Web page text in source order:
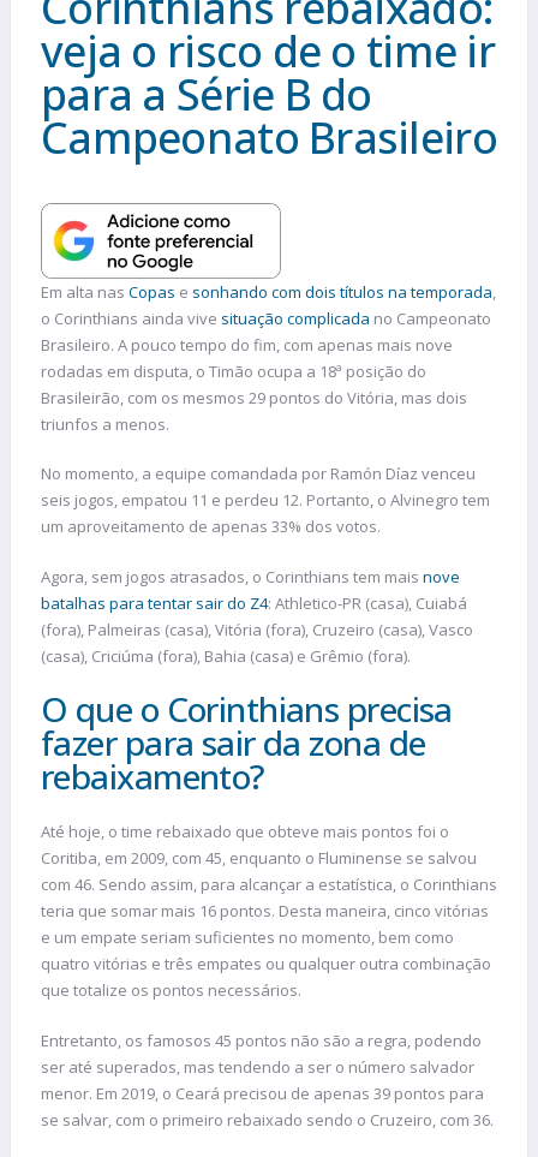
veja o risco de o time ir
para a Série B do
Campeonato Brasileiro
Em alta nas Copas e sonhando com dois títulos na temporada,
o Corinthians ainda vive situação complicada no Campeonato
Brasileiro. A pouco tempo do fim, com apenas mais nove
rodadas em disputa, o Timão ocupa a 18ª posição do
Brasileirão, com os mesmos 29 pontos do Vitória, mas dois
triunfos a menos.
No momento, a equipe comandada por Ramón Díaz venceu
seis jogos, empatou 11 e perdeu 12. Portanto, o Alvinegro tem
um aproveitamento de apenas 33% dos votos.
Agora, sem jogos atrasados, o Corinthians tem mais nove
batalhas para tentar sair do Z4: Athletico-PR (casa), Cuiabá
(fora), Palmeiras (casa), Vitória (fora), Cruzeiro (casa), Vasco
(casa), Criciúma (fora), Bahia (casa) e Grêmio (fora).
O que o Corinthians precisa
fazer para sair da zona de
rebaixamento?
Até hoje, o time rebaixado que obteve mais pontos foi o
Coritiba, em 2009, com 45, enquanto o Fluminense se salvou
com 46. Sendo assim, para alcançar a estatística, o Corinthians
teria que somar mais 16 pontos. Desta maneira, cinco vitórias
e um empate seriam suficientes no momento, bem como
quatro vitórias e três empates ou qualquer outra combinação
que totalize os pontos necessários.
Entretanto, os famosos 45 pontos não são a regra, podendo
ser até superados, mas tendendo a ser o número salvador
menor. Em 2019, o Ceará precisou de apenas 39 pontos para
se salvar, com o primeiro rebaixado sendo o Cruzeiro, com 36.